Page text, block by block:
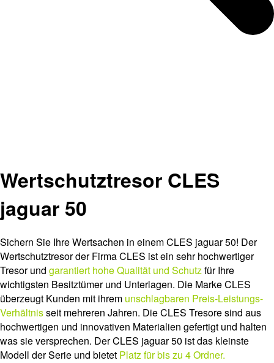
Wertschutztresor CLES
jaguar 50
Sichern Sie Ihre Wertsachen in einem CLES jaguar 50! Der
Wertschutztresor der Firma CLES ist ein sehr hochwertiger
Tresor und garantiert hohe Qualität und Schutzfür Ihre
wichtigsten Besitztümer und Unterlagen. Die Marke CLES
überzeugt Kunden mit ihrem unschlagbaren Preis-Leistungs-
Verhältnisseit mehreren Jahren. Die CLES Tresore sind aus
hochwertigen und innovativen Materialien gefertigt und halten
was sie versprechen. Der CLES jaguar 50 ist das kleinste
Modell der Serie und bietet Platz für bis zu 4 Ordner.